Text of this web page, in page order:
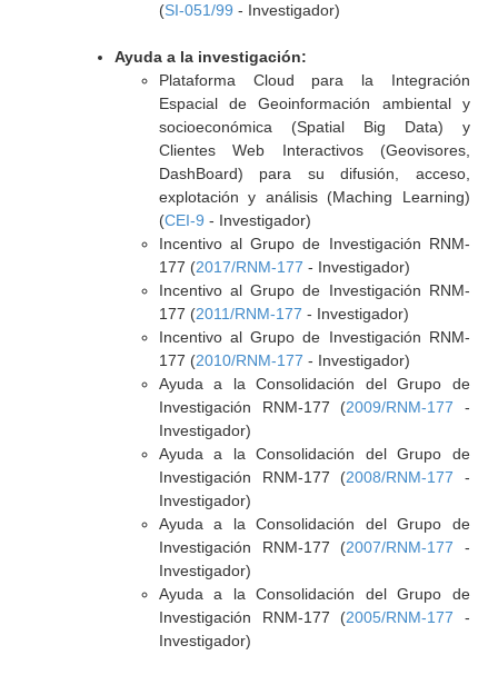
(SI-051/99 - Investigador)
Ayuda a la investigación:
Plataforma Cloud para la Integración
Espacial de Geoinformación ambiental y
socioeconómica (Spatial Big Data) y
Clientes Web Interactivos (Geovisores,
DashBoard) para su difusión, acceso,
explotación y análisis (Maching Learning)
(CEI-9 - Investigador)
Incentivo al Grupo de Investigación RNM-
177 (2017/RNM-177 - Investigador)
Incentivo al Grupo de Investigación RNM-
177 (2011/RNM-177 - Investigador)
Incentivo al Grupo de Investigación RNM-
177 (2010/RNM-177 - Investigador)
Ayuda a la Consolidación del Grupo de
Investigación RNM-177 (2009/RNM-177 -
Investigador)
Ayuda a la Consolidación del Grupo de
Investigación RNM-177 (2008/RNM-177 -
Investigador)
Ayuda a la Consolidación del Grupo de
Investigación RNM-177 (2007/RNM-177 -
Investigador)
Ayuda a la Consolidación del Grupo de
Investigación RNM-177 (2005/RNM-177 -
Investigador)